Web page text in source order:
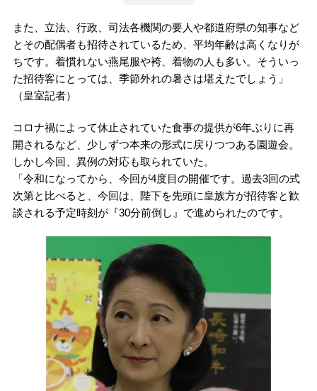
また、立法、行政、司法各機関の要人や都道府県の知事など
とその配偶者も招待されているため、平均年齢は高くなりが
ちです。着慣れない燕尾服や袴、着物の人も多い。そういっ
た招待客にとっては、季節外れの暑さは堪えたでしょう」
（皇室記者）
コロナ禍によって休止されていた食事の提供が6年ぶりに再
開されるなど、少しずつ本来の形式に戻りつつある園遊会。
しかし今回、異例の対応も取られていた。
「令和になってから、今回が4度目の開催です。過去3回の式
次第と比べると、今回は、陛下を先頭に皇族方が招待客と歓
談される予定時刻が『30分前倒し』で進められたのです。